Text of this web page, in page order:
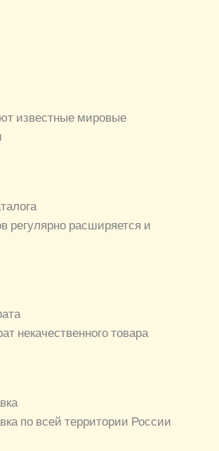
известные мировые
регулярно расширяется и
некачественного товара
по всей территории России